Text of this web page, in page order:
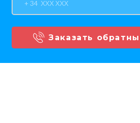
Заказать